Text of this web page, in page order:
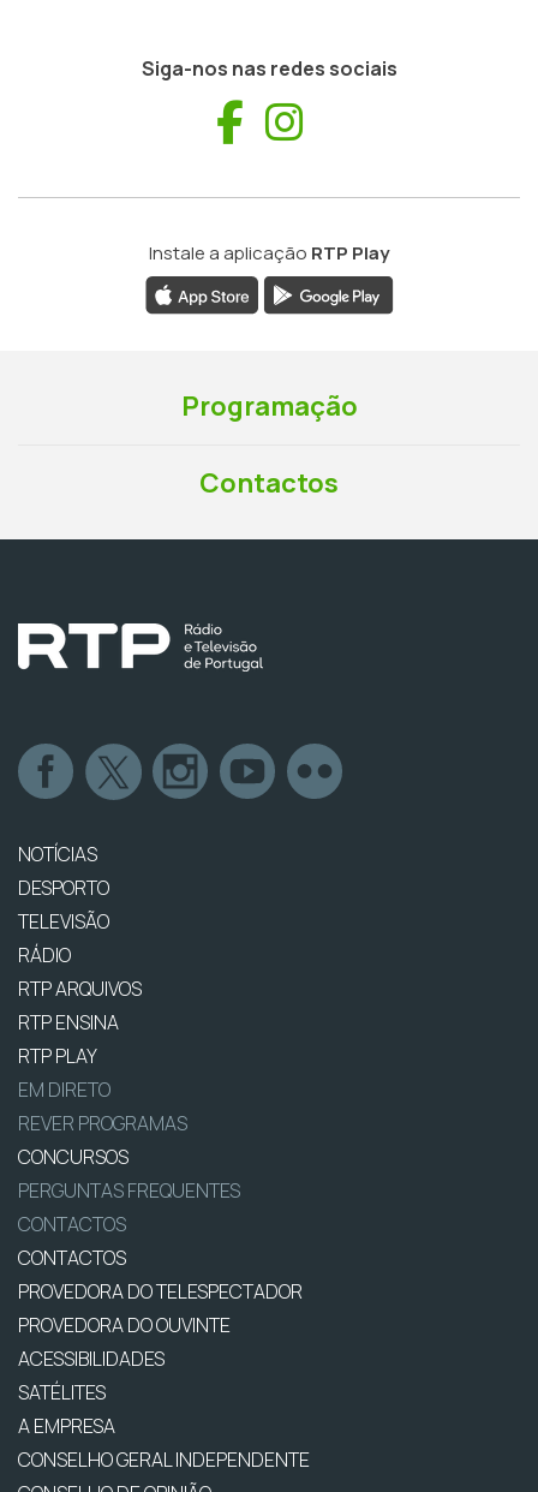
Siga-nos nas redes sociais
Facebook
Instale a aplicação RTP Play
Programação
Contactos
NOTÍCIAS
DESPORTO
TELEVISÃO
RÁDIO
RTP ARQUIVOS
RTP ENSINA
RTP PLAY
EM DIRETO
REVER PROGRAMAS
CONCURSOS
PERGUNTAS FREQUENTES
CONTACTOS
CONTACTOS
PROVEDORA DO TELESPECTADOR
PROVEDORA DO OUVINTE
ACESSIBILIDADES
SATÉLITES
A EMPRESA
CONSELHO GERAL INDEPENDENTE